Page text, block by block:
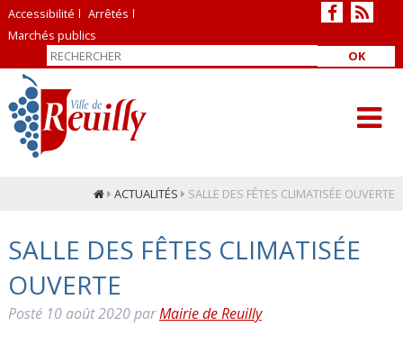
Accessibilité
Arrêtés
Marchés publics
OK
ACTUALITÉS SALLE DES FÊTES CLIMATISÉE OUVERTE
SALLE DES FÊTES CLIMATISÉE
OUVERTE
Posté 10 août 2020parMairie de Reuilly